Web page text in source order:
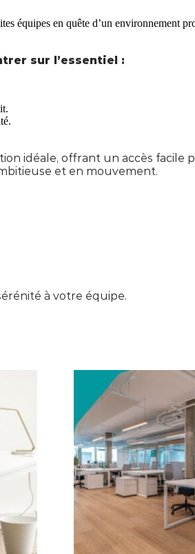
équipes en quête d’un environnement
sur l’essentiel :
idéale, offrant un accès
et en mouvement.
à votre équipe.